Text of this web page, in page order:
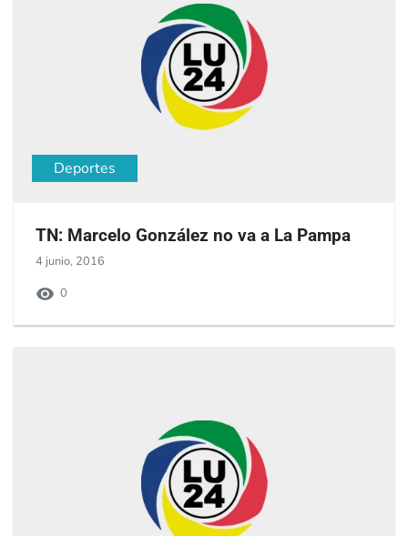
Deportes
TN: Marcelo González no va a La Pampa
4 junio, 2016
0